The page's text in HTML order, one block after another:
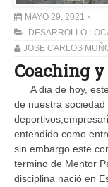
MAYO 29, 2021
DESARROLLO
JOSE CARLOS
Coaching
A dia de hoy,
de nuestra
entendido como
sin embargo este
termino de Mentor
disciplina nació en